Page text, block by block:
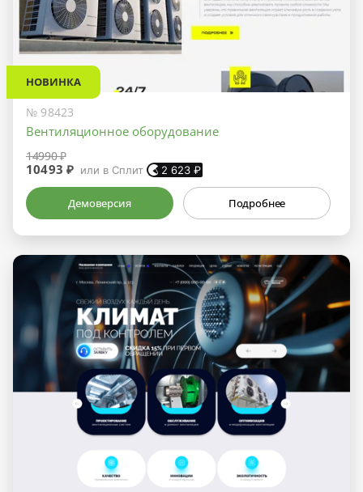
НОВИНКА
№ 98423
Вентиляционное оборудование
14990 ₽
10493 ₽ или в Сплит 2 623 ₽
Демоверсия Подробнее